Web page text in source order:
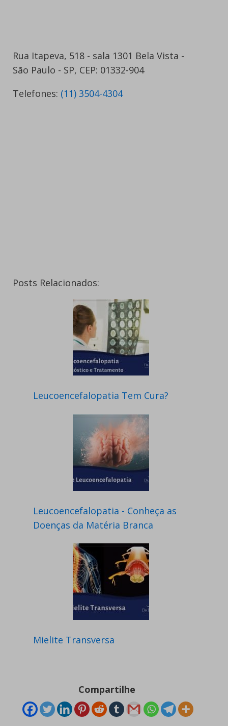
Rua Itapeva, 518 - sala 1301 Bela Vista -
São Paulo - SP, CEP: 01332-904
Telefones: (11) 3504-4304
Posts Relacionados:
Leucoencefalopatia Tem Cura?
Leucoencefalopatia - Conheça as
Doenças da Matéria Branca
Mielite Transversa
Compartilhe